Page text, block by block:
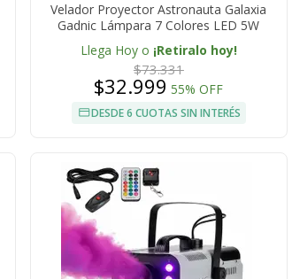
Velador Proyector Astronauta Galaxia
Gadnic Lámpara 7 Colores LED 5W
Llega Hoy o ¡Retiralo hoy!
$73.331
$32.999 55% OFF
DESDE 6 CUOTAS SIN INTERÉS